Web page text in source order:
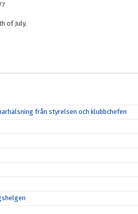
of July.
från styrelsen och klubbchefen